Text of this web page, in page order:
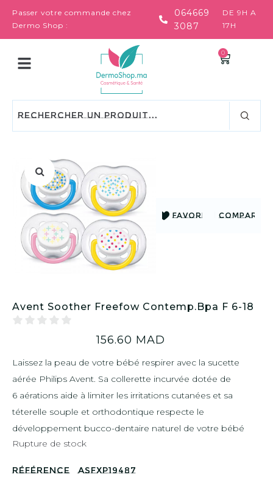
Passer votre commande chez
Dermo Shop :
064669
3087
DE 9H A
17H
0
FAVORIS COMPARER
Avent Soother Freefow Contemp.Bpa F 6-18
156.60 MAD
Laissez la peau de votre bébé respirer avec la sucette
aérée Philips Avent. Sa collerette incurvée dotée de
6 aérations aide à limiter les irritations cutanées et sa
téterelle souple et orthodontique respecte le
développement bucco-dentaire naturel de votre bébé
Rupture de stock
Référence
ASFXP19487